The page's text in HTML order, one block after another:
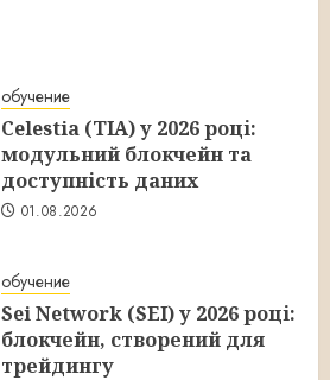
обучение
Celestia (TIA) у 2026 році:
модульний блокчейн та
доступність даних
01.08.2026
обучение
Sei Network (SEI) у 2026 році:
блокчейн, створений для
трейдингу